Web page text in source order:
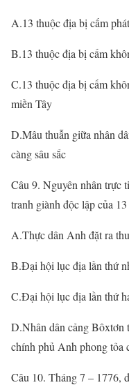
A.13 thuộc địa bị cấm
B.13 thuộc địa bị cấm
C.13 thuộc địa bị cấm
miền Tây
D.Mâu thuẫn giữa nhân
càng sâu sắc
Câu 9. Nguyên nhân trực
tranh giành độc lập của
A.Thực dân Anh đặt ra
B.Đại hội lục địa lần thứ
C.Đại hội lục địa lần thứ
D.Nhân dân cảng Bôxtơn
chính phủ Anh phong tỏa
Câu 10. Tháng 7 – 1776,